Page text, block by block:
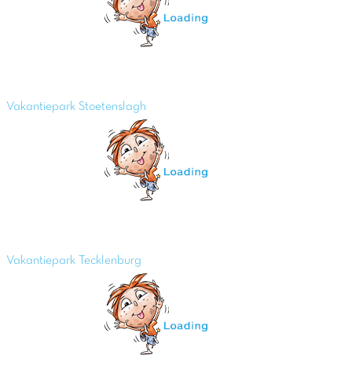
Vakantiepark Stoetenslagh
Vakantiepark Tecklenburg